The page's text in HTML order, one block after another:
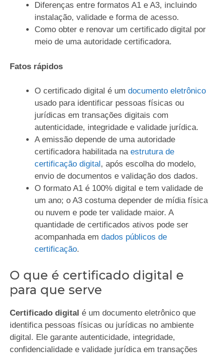
Diferenças entre formatos A1 e A3, incluindo
instalação, validade e forma de acesso.
Como obter e renovar um certificado digital por
meio de uma autoridade certificadora.
Fatos rápidos
O certificado digital é um documento eletrônico
usado para identificar pessoas físicas ou
jurídicas em transações digitais com
autenticidade, integridade e validade jurídica.
A emissão depende de uma autoridade
certificadora habilitada na estrutura de
certificação digital , após escolha do modelo,
envio de documentos e validação dos dados.
O formato A1 é 100% digital e tem validade de
um ano; o A3 costuma depender de mídia física
ou nuvem e pode ter validade maior. A
quantidade de certificados ativos pode ser
acompanhada em dados públicos de
certificação.
O que é certificado digital e
para que serve
Certificado digital é um documento eletrônico que
identifica pessoas físicas ou jurídicas no ambiente
digital. Ele garante autenticidade, integridade,
confidencialidade e validade jurídica em transações